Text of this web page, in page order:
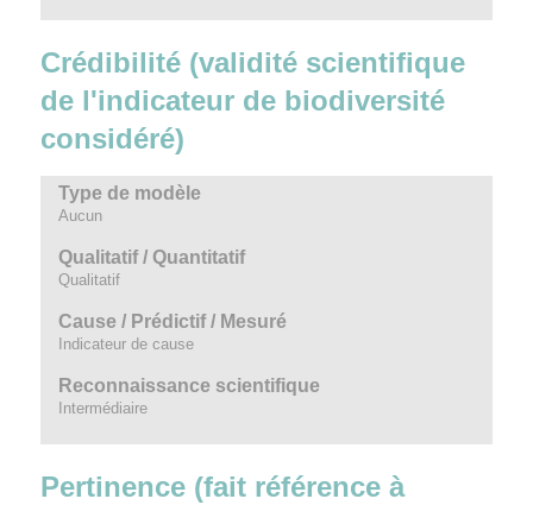
Crédibilité (validité scientifique
de l'indicateur de biodiversité
considéré)
Type de modèle
Aucun
Qualitatif / Quantitatif
Qualitatif
Cause / Prédictif / Mesuré
Indicateur de cause
Reconnaissance scientifique
Intermédiaire
Pertinence (fait référence à